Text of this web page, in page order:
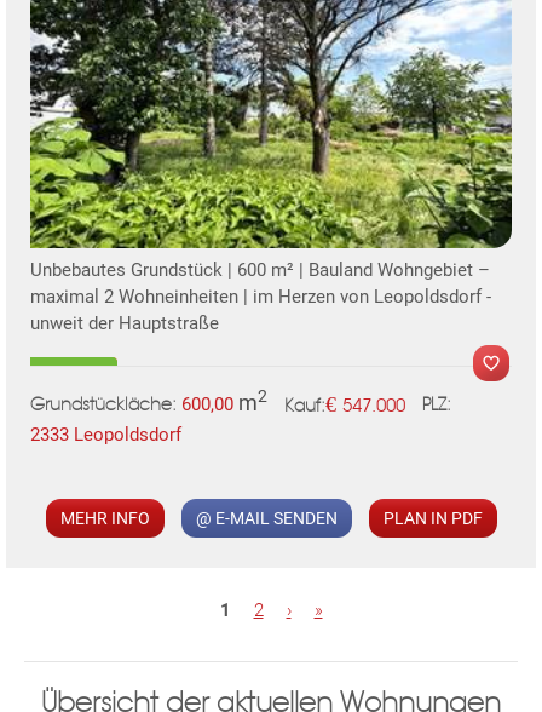
TE
KLIS
Unbebautes Grundstück | 600 m² | Bauland Wohngebiet –
maximal 2 Wohneinheiten | im Herzen von Leopoldsdorf -
unweit der Hauptstraße
Grundstückläche: 600,00 m2 Kauf:€ 547.000 PLZ:
2333 Leopoldsdorf
MEHR INFO @ E-MAIL SENDEN PLAN IN PDF
1 2 › »
Übersicht der aktuellen Wohnungen